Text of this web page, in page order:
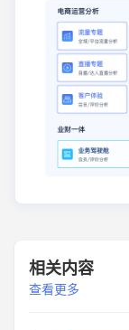
相关内容
查看更多